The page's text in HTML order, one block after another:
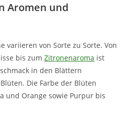
Aromen und
variieren von Sorte zu Sorte. Von
bis zumZitronenaroma ist
in den Blättern
Die Farbe der Blüten
und Orange sowie Purpur bis